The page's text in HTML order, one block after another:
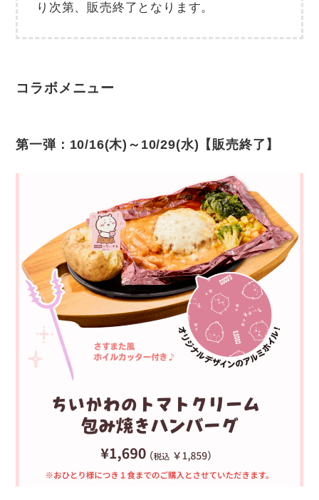
り次第、販売終了となります。
コラボメニュー
第一弾：10/16(木)～10/29(水)【販売終了】